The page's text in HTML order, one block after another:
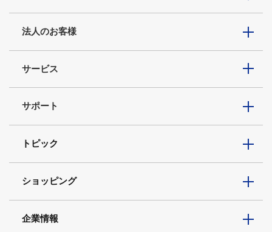
法人のお客様
サービス
サポート
トピック
ショッピング
企業情報